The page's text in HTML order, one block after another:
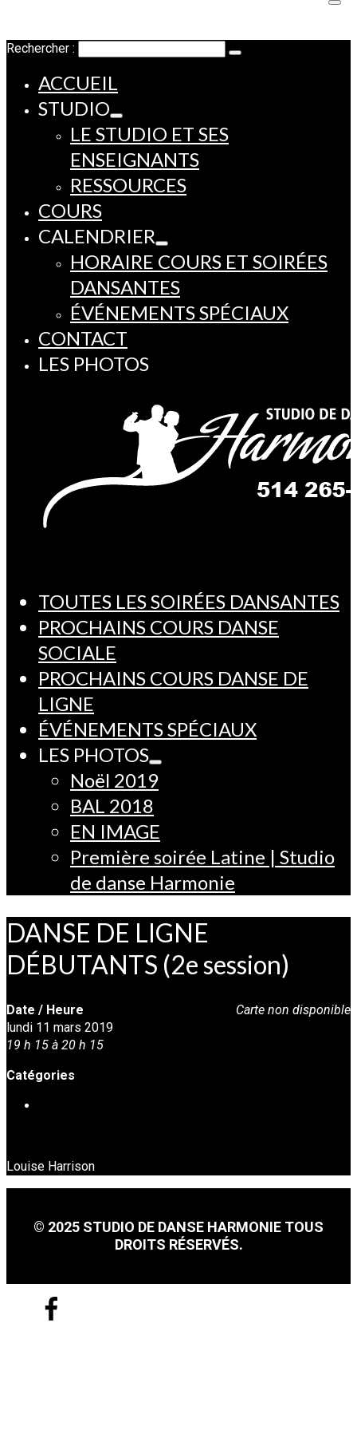
Rechercher :
ACCUEIL
STUDIO
LE STUDIO ET SES
ENSEIGNANTS
RESSOURCES
COURS
CALENDRIER
HORAIRE COURS ET SOIRÉES
DANSANTES
ÉVÉNEMENTS SPÉCIAUX
CONTACT
LES PHOTOS
TOUTES LES SOIRÉES DANSANTES
PROCHAINS COURS DANSE
SOCIALE
PROCHAINS COURS DANSE DE
LIGNE
ÉVÉNEMENTS SPÉCIAUX
LES PHOTOS
Noël 2019
BAL 2018
EN IMAGE
Première soirée Latine | Studio
de danse Harmonie
DANSE DE LIGNE
DÉBUTANTS (2e session)
Carte non disponible
Date / Heure
lundi 11 mars 2019
19 h 15 à 20 h 15
Catégories
Louise Harrison
© 2025 STUDIO DE DANSE HARMONIE TOUS
DROITS RÉSERVÉS.